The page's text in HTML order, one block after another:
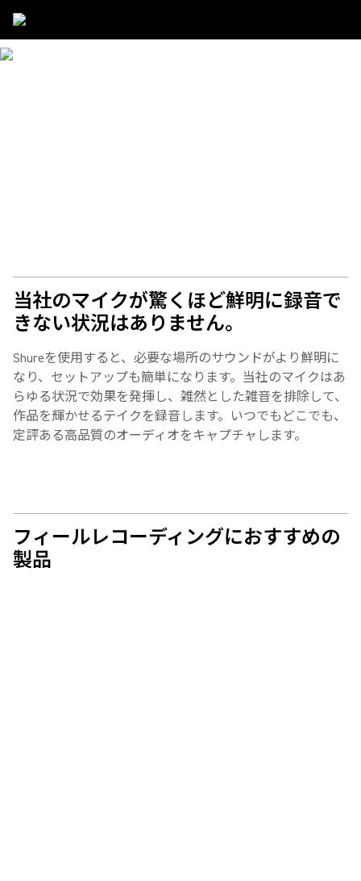
当社のマイクが驚くほど鮮明に録音で
きない状況はありません。
Shureを使用すると、必要な場所のサウンドがより鮮明に
なり、セットアップも簡単になります。当社のマイクはあ
らゆる状況で効果を発揮し、雑然とした雑音を排除して、
作品を輝かせるテイクを録音します。いつでもどこでも、
定評ある高品質のオーディオをキャプチャします。
フィールレコーディングにおすすめの
製品